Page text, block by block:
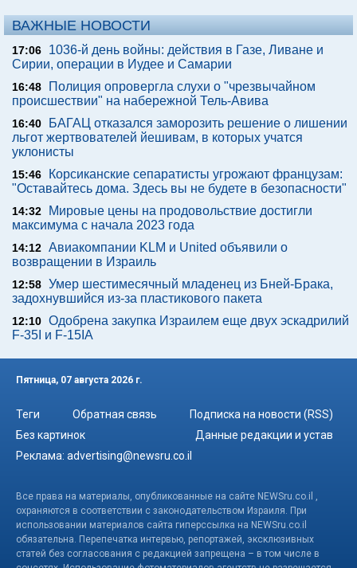
ВАЖНЫЕ НОВОСТИ
17:06
1036-й день войны: действия в Газе, Ливане и
Сирии, операции в Иудее и Самарии
16:48
Полиция опровергла слухи о "чрезвычайном
происшествии" на набережной Тель-Авива
16:40
БАГАЦ отказался заморозить решение о лишении
льгот жертвователей йешивам, в которых учатся
уклонисты
15:46
Корсиканские сепаратисты угрожают французам:
"Оставайтесь дома. Здесь вы не будете в безопасности"
14:32
Мировые цены на продовольствие достигли
максимума с начала 2023 года
14:12 Авиакомпании KLM и United объявили о
возвращении в Израиль
12:58 Умер шестимесячный младенец из Бней-Брака,
задохнувшийся из-за пластикового пакета
12:10 Одобрена закупка Израилем еще двух эскадрилий
F-35I и F-15IA
Пятница, 07 августа 2026 г.
Теги Обратная связь
Подписка на новости (RSS)
Без картинок
Данные редакции и устав
Реклама: advertising@newsru.co.il
Все права на материалы, опубликованные на сайте NEWSru.co.il ,
охраняются в соответствии с законодательством Израиля. При
использовании материалов сайта гиперссылка на NEWSru.co.il
обязательна. Перепечатка интервью, репортажей, эксклюзивных
статей без согласования с редакцией запрещена – в том числе в